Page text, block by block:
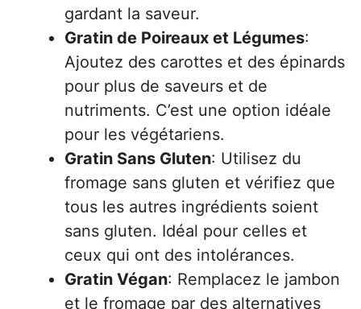
gardant la saveur.
Gratin de Poireaux et Légumes:
Ajoutez des carottes et des épinards
pour plus de saveurs et de
nutriments. C’est une option idéale
pour les végétariens.
Gratin Sans Gluten: Utilisez du
fromage sans gluten et vérifiez que
tous les autres ingrédients soient
sans gluten. Idéal pour celles et
ceux qui ont des intolérances.
Gratin Végan: Remplacez le jambon
et le fromage par des alternatives